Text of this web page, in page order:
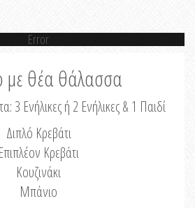
Error
με θέα θάλασσα
3 Ενήλικες ή 2 Ενήλικες & 1 Παιδί
Διπλό Κρεβάτι
Επιπλέον Κρεβάτι
Κουζινάκι
Μπάνιο